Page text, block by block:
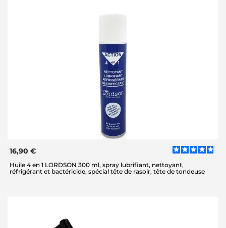
16,90 €
Huile 4 en 1 LORDSON 300 ml, spray lubrifiant, nettoyant,
réfrigérant et bactéricide, spécial tête de rasoir, tête de tondeuse